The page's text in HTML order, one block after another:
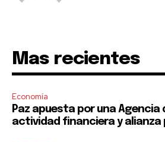
Mas recientes
Economía
Paz apuesta por una Agencia
actividad financiera y alianza